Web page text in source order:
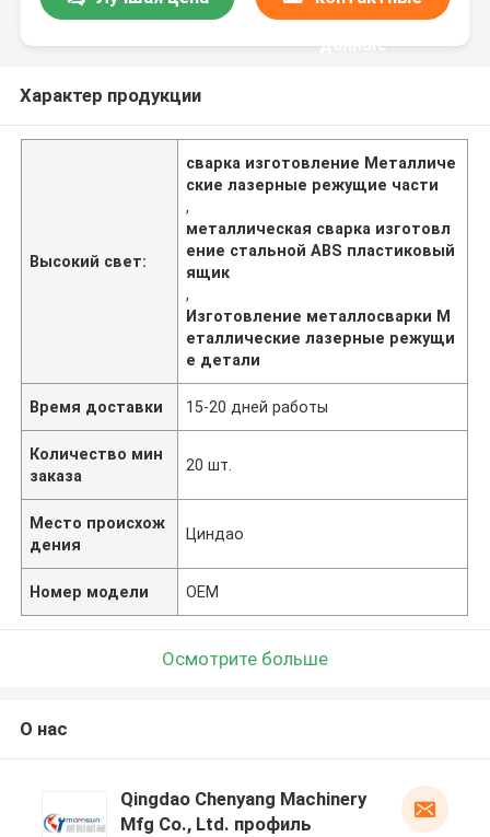
данные
Характер продукции
Высокий свет:
сварка изготовление Металличе
ские лазерные режущие части
,
металлическая сварка изготовл
ение стальной ABS пластиковый
ящик
,
Изготовление металлосварки М
еталлические лазерные режущи
е детали
Время доставки 15-20 дней работы
Количество мин
заказа
20 шт.
Место происхож
дения
Циндао
Номер модели OEM
Осмотрите больше
О нас
Qingdao Chenyang Machinery
Mfg Co., Ltd. профиль